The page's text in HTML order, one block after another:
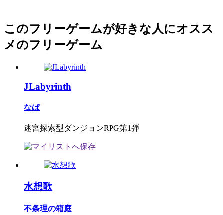
このフリーゲームが好きな人にオスス
メのフリーゲーム
JLabyrinth
なぱ
迷宮探索型ダンジョンRPG第1弾
水想歌
不条理の箱庭